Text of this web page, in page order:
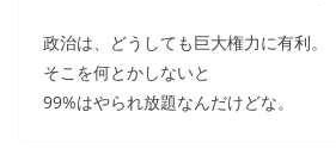
政治は、どうしても巨大権力に有利。
そこを何とかしないと
99%はやられ放題なんだけどな。